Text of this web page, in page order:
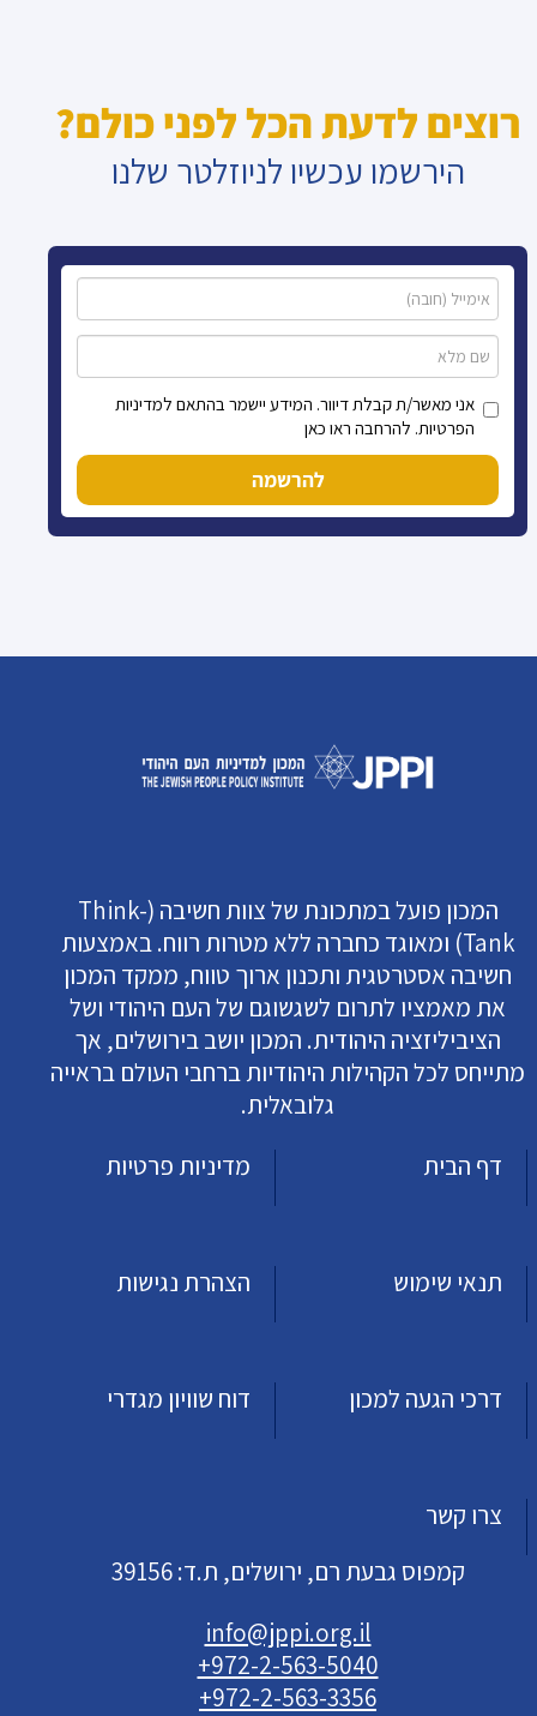
רוצים לדעת הכל לפני כולם?
הירשמו עכשיו לניוזלטר שלנו
אני מאשר/ת קבלת דיוור. המידע יישמר בהתאם למדיניות
הפרטיות. להרחבה ראו כאן
להרשמה
המכון פועל במתכונת של צוות חשיבה (Think-
Tank) ומאוגד כחברה ללא מטרות רווח. באמצעות
חשיבה אסטרטגית ותכנון ארוך טווח, ממקד המכון
את מאמציו לתרום לשגשוגם של העם היהודי ושל
הציביליזציה היהודית. המכון יושב בירושלים, אך
מתייחס לכל הקהילות היהודיות ברחבי העולם בראייה
גלובאלית.
דף הבית
מדיניות פרטיות
תנאי שימוש הצהרת נגישות
דרכי הגעה למכון דוח שוויון מגדרי
צרו קשר
קמפוס גבעת רם, ירושלים, ת.ד: 39156
info@jppi.org.il
+972-2-563-5040
+972-2-563-3356